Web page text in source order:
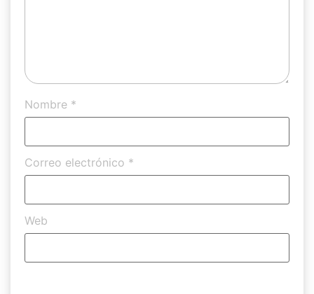
Nombre *
Correo electrónico *
Web